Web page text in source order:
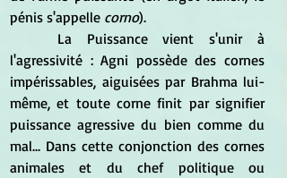
pénis s'appelle corno).
l'agressivité : Agni possède des cornes
impérissables, aiguisées par Brahma lui-
même, et toute corne finit par signifier
puissance agressive du bien comme du
mal... Dans cette conjonction des cornes
animales et du chef politique ou